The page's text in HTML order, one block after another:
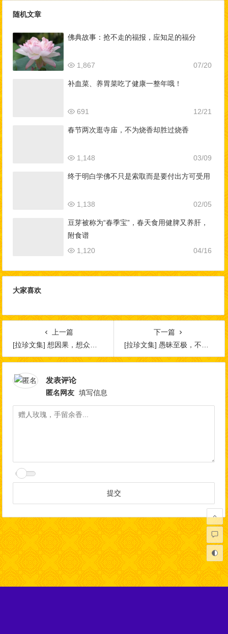
随机文章
佛典故事：抢不走的福报，应知足的福分
07/20
1,867
补血菜、养胃菜吃了健康一整年哦！
12/21
691
春节两次逛寺庙，不为烧香却胜过烧香
03/09
1,148
终于明白学佛不只是索取而是要付出方可受用
02/05
1,138
豆芽被称为“春季宝”，春天食用健脾又养肝，
附食谱
04/16
1,120
大家喜欢
上一篇
[拉珍文集] 想因果，想众生 ——写给一些为人师表者
下一篇
[拉珍文集] 愚昧至极，不知羌佛是谁！
发表评论
匿名网友 填写信息